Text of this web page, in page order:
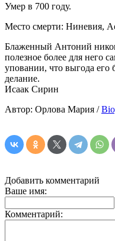
Умер в 700 году.
Место смерти: Ниневия,
Блаженный Антоний
полезное более для него
уповании, что выгода
делание.
Исаак Сирин
Автор: Орлова Мария /
Добавить комментарий
Ваше имя:
Комментарий: